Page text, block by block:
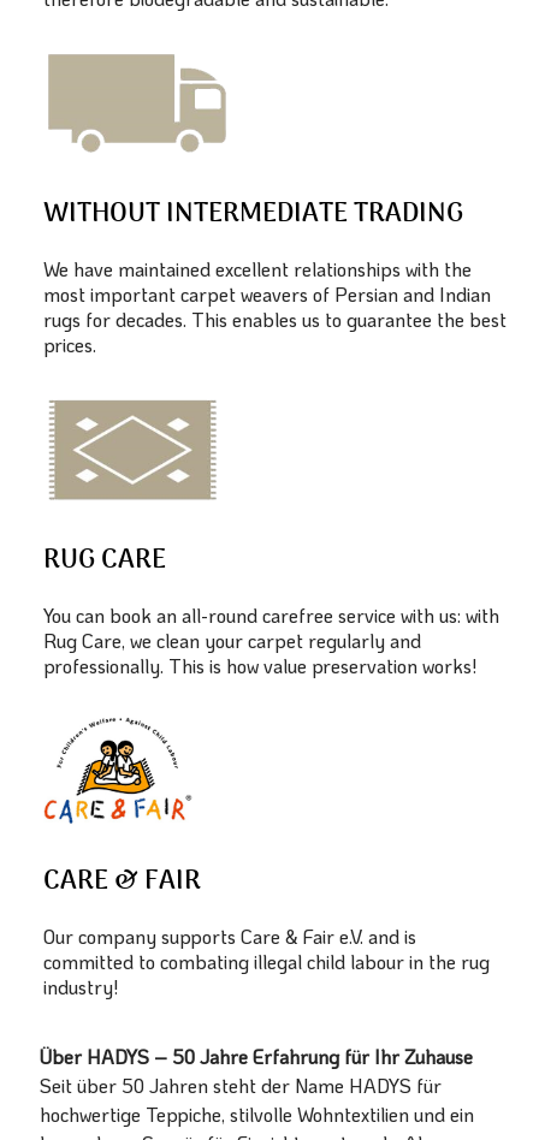
WITHOUT INTERMEDIATE TRADING
We have maintained excellent relationships with the
most important carpet weavers of Persian and Indian
rugs for decades. This enables us to guarantee the best
prices.
RUG CARE
You can book an all-round carefree service with us: with
Rug Care, we clean your carpet regularly and
professionally. This is how value preservation works!
CARE & FAIR
Our company supports Care & Fair e.V. and is
committed to combating illegal child labour in the rug
industry!
Über HADYS – 50 Jahre Erfahrung für Ihr Zuhause
Seit über 50 Jahren steht der Name HADYS für
hochwertige Teppiche, stilvolle Wohntextilien und ein